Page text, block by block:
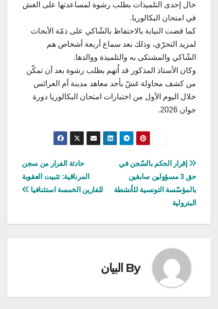
خال إحدى التلميذات بطلب رشوة لمساعدتها على الغش
في امتحان البكالوريا.
كما قضت النيابة بالاحتفاظ بالشّاكي على ذمّة الأبحاث
لمزيد التحرّي، وذلك بعد سماع أربعة أشخاص هم
الشّاكي والمشتكى به والتلميذة ووالدها.
وكان الأستاذ المذكور قد اُتهم بطلب رشوة بعد أن تمكّن
من كشف محاولة غشّ بأحد معاهد مدينة أم العرائس
خلال اليوم الأول من اختبارات امتحان البكالوريا دورة
جوان 2026.
تصفّح
المقالات
حادثة الفرار من سجن
المرناقية: تثبيت العقوبة
للفارين الخمسة استئنافيا
إقرار الحكم بالسّجن في
حق 3 مسؤولين سابقين
بالمؤسّسة التونسية للأنشطة
البترولية
By البيان